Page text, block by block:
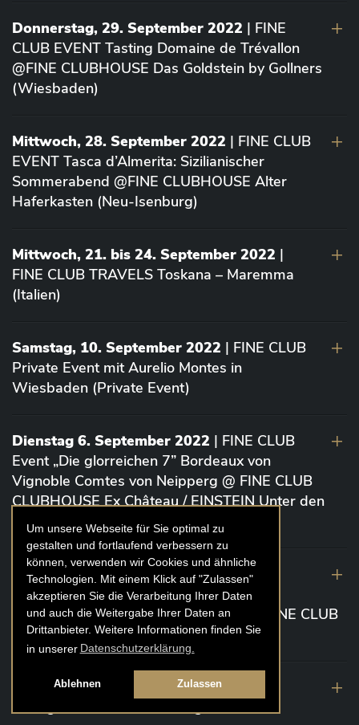
Um unsere Webseite für Sie optimal zu
gestalten und fortlaufend verbessern zu
können, verwenden wir Cookies und ähnliche
Technologien. Mit einem Klick auf "Zulassen"
akzeptieren Sie die Verarbeitung Ihrer Daten
und auch die Weitergabe Ihrer Daten an
Drittanbieter. Weitere Informationen finden Sie
in unserer Datenschutzerklärung.
Ablehnen Zulassen
Donnerstag, 29. September 2022 | FINE
CLUB EVENT Tasting Domaine de Trévallon
@FINE CLUBHOUSE Das Goldstein by Gollners
(Wiesbaden)
Mittwoch, 28. September 2022 | FINE CLUB
EVENT Tasca d’Almerita: Sizilianischer
Sommerabend @FINE CLUBHOUSE Alter
Haferkasten (Neu-Isenburg)
Mittwoch, 21. bis 24. September 2022 |
FINE CLUB TRAVELS Toskana – Maremma
(Italien)
Samstag, 10. September 2022 | FINE CLUB
Private Event mit Aurelio Montes in
Wiesbaden (Private Event)
Dienstag 6. September 2022 | FINE CLUB
Event „Die glorreichen 7” Bordeaux von
Vignoble Comtes von Neipperg @ FINE CLUB
CLUBHOUSE Ex Château / EINSTEIN Unter den
Linden (Berlin)
19. August 2022| FINE CLUB Academy
Caviar „Die glorreichen 7“ Riesling Große
Gewächse von der Mosel aus 2020 @ FINE CLUB
Clubhouse Prunier Cologne (Köln)
29. Juli 2022
| Weinbergwanderung
Weingüter Geheimrat J. Wegeler